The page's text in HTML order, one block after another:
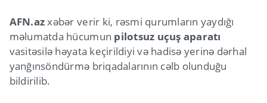
AFN.azxəbər verir ki, rəsmi qurumların yaydığı
məlumatda hücumun pilotsuz uçuş aparatı
vasitəsilə həyata keçirildiyi və hadisə yerinə dərhal
yanğınsöndürmə briqadalarının cəlb olunduğu
bildirilib.